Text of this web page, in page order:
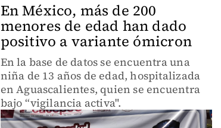
En México, más de 200
menores de edad han dado
positivo a variante ómicron
En la base de datos se encuentra una
niña de 13 años de edad, hospitalizada
en Aguascalientes, quien se encuentra
bajo “vigilancia activa".